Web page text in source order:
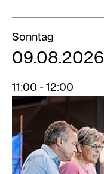
Sonntag
09.08.2026
11:00 - 12:00